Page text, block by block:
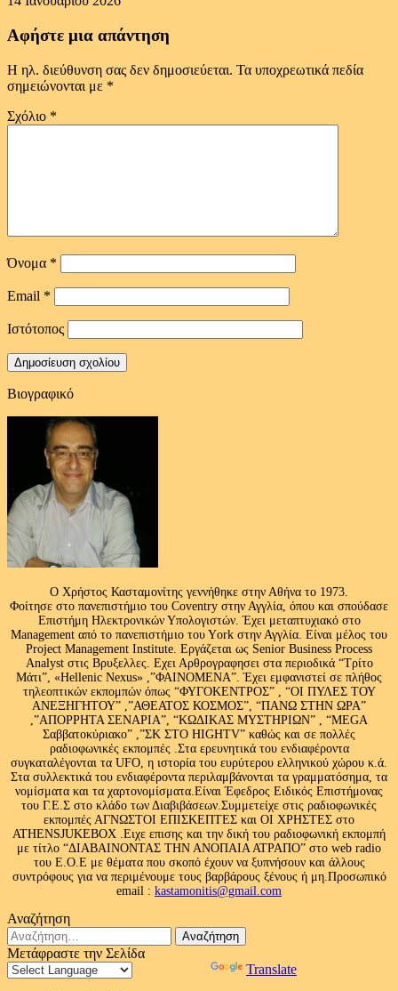
Αφήστε μια απάντηση
Η ηλ. διεύθυνση σας δεν δημοσιεύεται. Τα υποχρεωτικά πεδία
σημειώνονται με *
Σχόλιο *
Όνομα *
Email *
Ιστότοπος
Βιογραφικό
Ο Χρήστος Κασταμονίτης γεννήθηκε στην Αθήνα το 1973.
Φοίτησε στο πανεπιστήμιο του Coventry στην Αγγλία, όπου και σπούδασε
Επιστήμη Ηλεκτρονικών Υπολογιστών. Έχει μεταπτυχιακό στο
Management από το πανεπιστήμιο του Υork στην Αγγλία. Είναι μέλος του
Project Management Institute. Εργάζεται ως Senior Business Process
Analyst στις Βρυξελλες. Εχει Αρθρογραφησει στα περιοδικά “Τρίτο
Μάτι”, «Hellenic Nexus» ,”ΦΑΙΝΟΜΕΝΑ”. Έχει εμφανιστεί σε πλήθος
τηλεοπτικών εκπομπών όπως “ΦΥΓΟΚΕΝΤΡΟΣ” , “ΟΙ ΠΥΛΕΣ ΤΟΥ
ΑΝΕΞΗΓΗΤΟΥ” ,”ΑΘΕΑΤΟΣ ΚΟΣΜΟΣ”, “ΠΑΝΩ ΣΤΗΝ ΩΡΑ”
,”ΑΠΟΡΡΗΤΑ ΣΕΝΑΡΙΑ”, “ΚΩΔΙΚΑΣ ΜΥΣΤΗΡΙΩΝ” , “MEGA
Σαββατοκύριακο” ,”ΣΚ ΣΤΟ HIGHTV” καθώς και σε πολλές
ραδιοφωνικές εκπομπές .Στα ερευνητικά του ενδιαφέροντα
συγκαταλέγονται τα UFO, η ιστορία του ευρύτερου ελληνικού χώρου κ.ά.
Στα συλλεκτικά του ενδιαφέροντα περιλαμβάνονται τα γραμματόσημα, τα
νομίσματα και τα χαρτονομίσματα.Είναι Έφεδρος Ειδικός Επιστήμονας
του Γ.Ε.Σ στο κλάδο των Διαβιβάσεων.Συμμετείχε στις ραδιοφωνικές
εκπομπές ΑΓΝΩΣΤΟΙ ΕΠΙΣΚΕΠΤΕΣ και ΟΙ ΧΡΗΣΤΕΣ στο
ATHENSJUKEBOX .Ειχε επισης και την δική του ραδιοφωνική εκπομπή
με τίτλο “ΔΙΑΒΑΙΝΟΝΤΑΣ ΤΗΝ ΑΝΟΠΑΙΑ ΑΤΡΑΠΟ” στο web radio
του Ε.Ο.Ε με θέματα που σκοπό έχουν να ξυπνήσουν και άλλους
συντρόφους για να περιμένουμε τους βαρβάρους ξένους ή μη.Προσωπικό
email : kastamonitis@gmail.com
Αναζήτηση
Αναζήτηση
για:
Μετάφραστε την Σελίδα
Translate